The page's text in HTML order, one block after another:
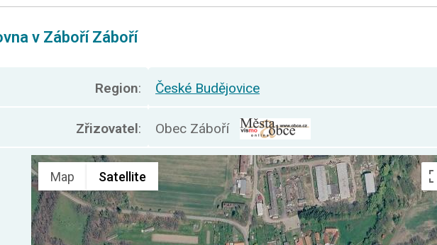
v Záboří Záboří
Region: České Budějovice
Zřizovatel: Obec Záboří